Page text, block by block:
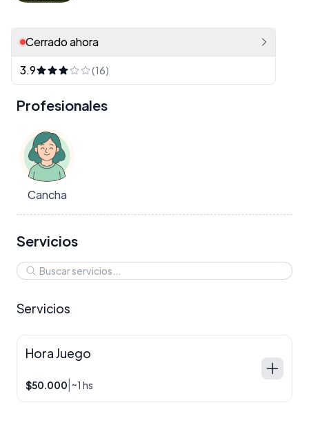
Cerrado ahora
3.9
(16)
Profesionales
Cancha
Servicios
Servicios
Hora Juego
$50.000 ~1 hs